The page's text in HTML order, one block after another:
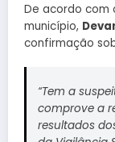
De acordo com
município,
confirmação
“Tem a
comprove a
resultados